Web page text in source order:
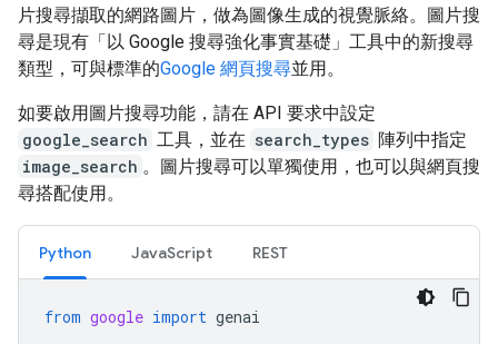
片搜尋擷取的網路圖片，做為圖像生成的視覺脈絡。圖片搜
尋是現有「以 Google 搜尋強化事實基礎」工具中的新搜尋
類型，可與標準的Google 網頁搜尋並用。
如要啟用圖片搜尋功能，請在 API 要求中設定
google_search 工具，並在 search_types 陣列中指定
image_search 。圖片搜尋可以單獨使用，也可以與網頁搜
尋搭配使用。
Python JavaScript REST
from google import genai